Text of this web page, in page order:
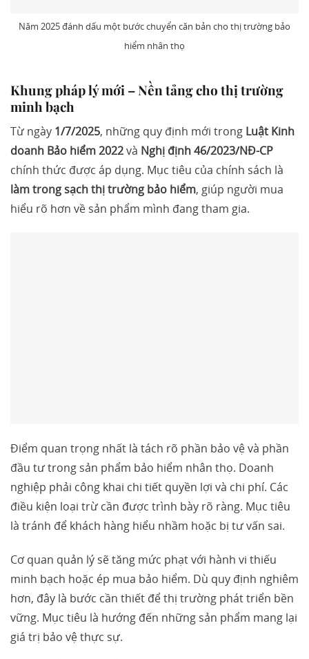
Năm 2025 đánh dấu một bước chuyển căn bản cho thị trường bảo
hiểm nhân thọ
Khung pháp lý mới – Nền tảng cho thị trường
minh bạch
Từ ngày 1/7/2025, những quy định mới trong Luật Kinh
doanh Bảo hiểm 2022và Nghị định 46/2023/NĐ-CP
chính thức được áp dụng. Mục tiêu của chính sách là
làm trong sạch thị trường bảo hiểm, giúp người mua
hiểu rõ hơn về sản phẩm mình đang tham gia.
Điểm quan trọng nhất là tách rõ phần bảo vệ và phần
đầu tư trong sản phẩm bảo hiểm nhân thọ. Doanh
nghiệp phải công khai chi tiết quyền lợi và chi phí. Các
điều kiện loại trừ cần được trình bày rõ ràng. Mục tiêu
là tránh để khách hàng hiểu nhầm hoặc bị tư vấn sai.
Cơ quan quản lý sẽ tăng mức phạt với hành vi thiếu
minh bạch hoặc ép mua bảo hiểm. Dù quy định nghiêm
hơn, đây là bước cần thiết để thị trường phát triển bền
vững. Mục tiêu là hướng đến những sản phẩm mang lại
giá trị bảo vệ thực sự.